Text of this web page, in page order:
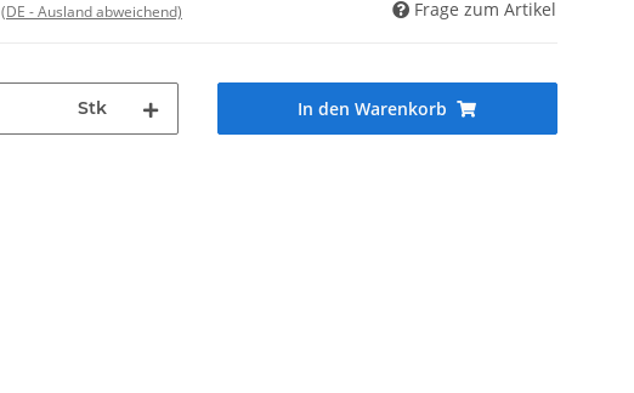
(DE - Ausland abweichend) Frage zum Artikel
Stk In den Warenkorb